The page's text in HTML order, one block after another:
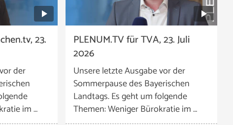
23.
der
im …
PLENUM.TV für TVA, 23. Juli
2026
Unsere letzte Ausgabe vor der
Sommerpause des Bayerischen
Landtags. Es geht um folgende
Themen: Weniger Bürokratie im …